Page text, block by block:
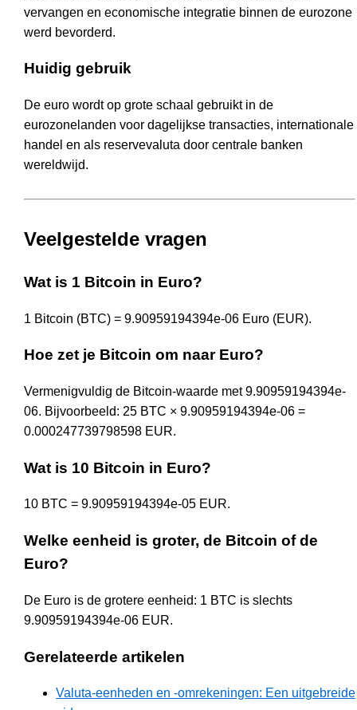
vervangen en economische integratie binnen de eurozone
werd bevorderd.
Huidig gebruik
De euro wordt op grote schaal gebruikt in de
eurozonelanden voor dagelijkse transacties, internationale
handel en als reservevaluta door centrale banken
wereldwijd.
Veelgestelde vragen
Wat is 1 Bitcoin in Euro?
1 Bitcoin (BTC) = 9.90959194394e-06 Euro (EUR).
Hoe zet je Bitcoin om naar Euro?
Vermenigvuldig de Bitcoin-waarde met 9.90959194394e-
06. Bijvoorbeeld: 25 BTC × 9.90959194394e-06 =
0.000247739798598 EUR.
Wat is 10 Bitcoin in Euro?
10 BTC = 9.90959194394e-05 EUR.
Welke eenheid is groter, de Bitcoin of de
Euro?
De Euro is de grotere eenheid: 1 BTC is slechts
9.90959194394e-06 EUR.
Gerelateerde artikelen
Valuta-eenheden en -omrekeningen: Een uitgebreide